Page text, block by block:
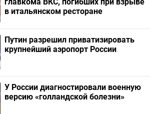
в итальянском ресторане
Путин разрешил приватизировать
крупнейший аэропорт России
У России диагностировали военную
версию «голландской болезни»